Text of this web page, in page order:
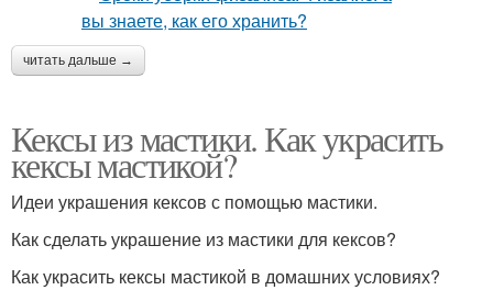
читать дальше →
Кексы из мастики. Как украсить
кексы мастикой?
Идеи украшения кексов с помощью мастики.
Как сделать украшение из мастики для кексов?
Как украсить кексы мастикой в домашних условиях?